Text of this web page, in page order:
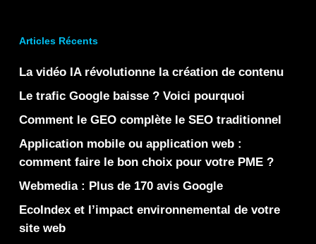
Articles Récents
La vidéo IA révolutionne la création de contenu
Le trafic Google baisse ? Voici pourquoi
Comment le GEO complète le SEO traditionnel
Application mobile ou application web :
comment faire le bon choix pour votre PME ?
Webmedia : Plus de 170 avis Google
EcoIndex et l’impact environnemental de votre
site web